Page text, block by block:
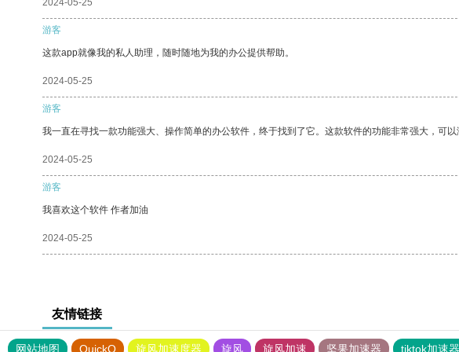
2024-05-25
游客
这款app就像我的私人助理，随时随地为我的办公提供帮助。
2024-05-25
游客
我一直在寻找一款功能强大、操作简单的办公软件，终于找到了它。这款软件的功能非常强大，可
2024-05-25
游客
我喜欢这个软件 作者加油
2024-05-25
友情链接
网站地图 QuickQ 旋风加速度器 旋风 旋风加速 坚果加速器 tiktok加速器